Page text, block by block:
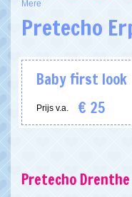
Mere
Pretecho
Baby first look
Prijs v.a. € 25
Pretecho Drenthe